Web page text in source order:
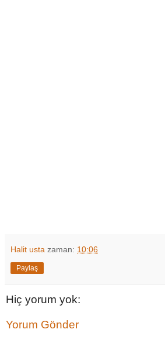
Halit usta zaman: 10:06
Paylaş
Hiç yorum yok:
Yorum Gönder